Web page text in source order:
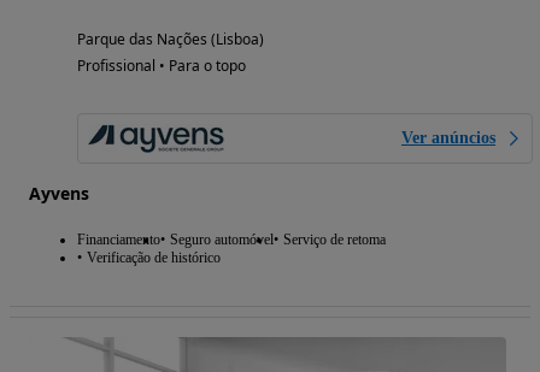
Parque das Nações (Lisboa)
Profissional • Para o topo
Ver anúncios
Ayvens
Financiamento Seguro automóvel Serviço de retoma
Verificação de histórico